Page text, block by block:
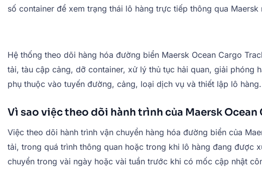
số container để xem trạng thái lô hàng trực tiếp thông qua Maersk
Hệ thống theo dõi hàng hóa đường biển Maersk Ocean Cargo
tải, tàu cập cảng, dỡ container, xử lý thủ tục hải quan, giải phóng
phụ thuộc vào tuyến đường, cảng, loại dịch vụ và thiết lập lô hàng.
Vì sao việc theo dõi hành trình của Maersk
Việc theo dõi hành trình vận chuyển hàng hóa đường biển của
tải, trong quá trình thông quan hoặc trong khi lô hàng đang
chuyển trong vài ngày hoặc vài tuần trước khi có mốc cập nhật